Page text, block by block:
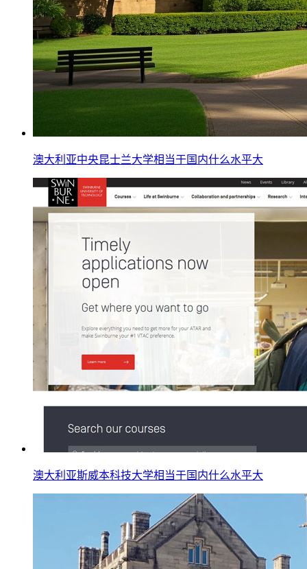
澳大利亚中央昆士兰大学相当于国内什么水平大
澳大利亚斯威本科技大学相当于国内什么水平大